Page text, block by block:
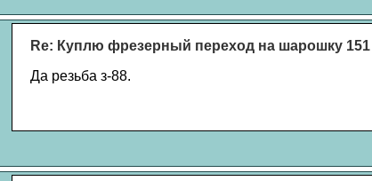
Re: Куплю фрезерный переход на шарошку 151
Да резьба з-88.